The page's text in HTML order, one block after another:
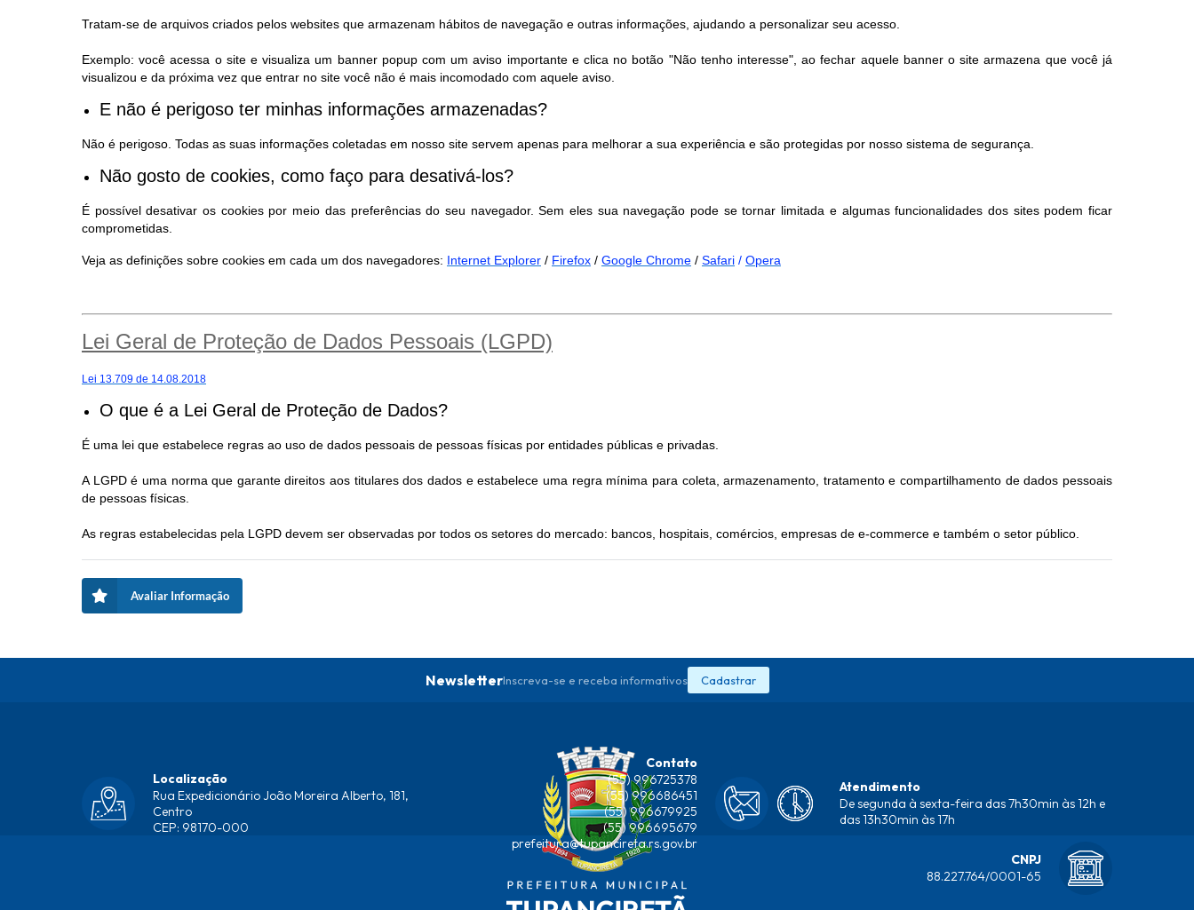
Tratam-se de arquivos criados pelos websites que armazenam hábitos de navegação e outras informações, ajudando a personalizar seu acesso.
Exemplo: você acessa o site e visualiza um banner popup com um aviso importante e clica no botão "Não tenho interesse", ao fechar aquele banner o site armazena que você já
visualizou e da próxima vez que entrar no site você não é mais incomodado com aquele aviso.
E não é perigoso ter minhas informações armazenadas?
Não é perigoso. Todas as suas informações coletadas em nosso site servem apenas para melhorar a sua experiência e são protegidas por nosso sistema de segurança.
Não gosto de cookies, como faço para desativá-los?
É possível desativar os cookies por meio das preferências do seu navegador. Sem eles sua navegação pode se tornar limitada e algumas funcionalidades dos sites podem ficar
comprometidas.
Veja as definições sobre cookies em cada um dos navegadores: Internet Explorer / Firefox / Google Chrome / Safari / Opera
Lei Geral de Proteção de Dados Pessoais (LGPD)
Lei 13.709 de 14.08.2018
O que é a Lei Geral de Proteção de Dados?
É uma lei que estabelece regras ao uso de dados pessoais de pessoas físicas por entidades públicas e privadas.
A LGPD é uma norma que garante direitos aos titulares dos dados e estabelece uma regra mínima para coleta, armazenamento, tratamento e compartilhamento de dados pessoais
de pessoas físicas.
As regras estabelecidas pela LGPD devem ser observadas por todos os setores do mercado: bancos, hospitais, comércios, empresas de e-commerce e também o setor público.
Avaliar Informação
NewsletterInscreva-se e receba informativos Cadastrar
Localização
Rua Expedicionário João Moreira Alberto, 181,
Centro
CEP: 98170-000
Contato
(55) 996725378
(55) 996686451
(55) 996679925
(55) 996695679
prefeitura@tupancireta.rs.gov.br
Atendimento
De segunda à sexta-feira das 7h30min às 12h e
das 13h30min às 17h
CNPJ
88.227.764/0001-65